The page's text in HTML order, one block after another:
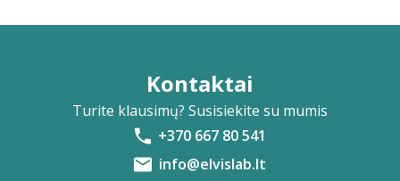
Kontaktai
Turite klausimų? Susisiekite su mumis
+370 667 80 541
info@elvislab.lt